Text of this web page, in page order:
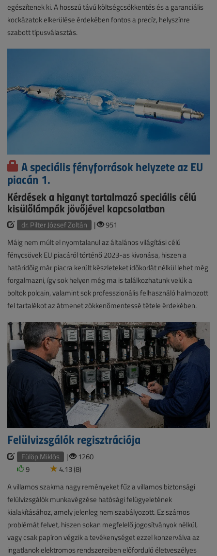
egészítenek ki. A hosszú távú költségcsökkentés és a garanciális
kockázatok elkerülése érdekében fontos a precíz, helyszínre
szabott típusválasztás.
A speciális fényforrások helyzete az EU
piacán 1.
Kérdések a higanyt tartalmazó speciális célú
kisülőlámpák jövőjével kapcsolatban
dr. Pilter József Zoltán |
951
Máig nem múlt el nyomtalanul az általános világítási célú
fénycsövek EU piacáról történő 2023-as kivonása, hiszen a
határidőig már piacra került készleteket időkorlát nélkül lehet még
forgalmazni, így sok helyen még ma is találkozhatunk velük a
boltok polcain, valamint sok professzionális felhasználó halmozott
fel tartalékot az átmenet zökkenőmentessé tétele érdekében.
Felülvizsgálók regisztrációja
Fülöp Miklós |
1260
9
4.13 (8)
A villamos szakma nagy reményeket fűz a villamos biztonsági
felülvizsgálók munkavégzése hatósági felügyeletének
kialakításához, amely jelenleg nem szabályozott. Ez számos
problémát felvet, hiszen sokan megfelelő jogosítványok nélkül,
vagy csak papíron végzik a tevékenységet ezzel konzerválva az
ingatlanok elektromos rendszereiben előforduló életveszélyes